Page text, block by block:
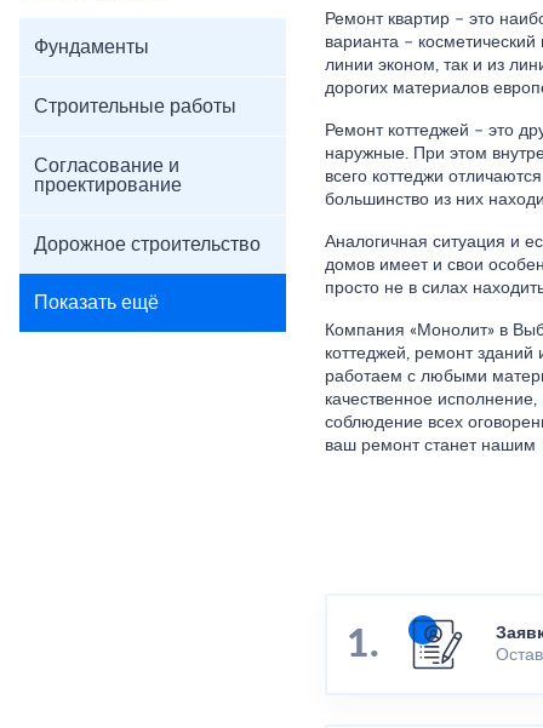
Фундаменты
Строительные работы
Согласование и
проектирование
Дорожное строительство
Показать ещё
Ремонт квартир – это
варианта –
линии эконом, так и из
дорогих материалов
Ремонт коттеджей – это
наружные. При этом
всего коттеджи
большинство из них
Аналогичная ситуация и
домов имеет и свои
просто не в силах
Компания «Монолит» в
коттеджей, ремонт
работаем с любыми
качественное
соблюдение всех
ваш ремонт станет нашим